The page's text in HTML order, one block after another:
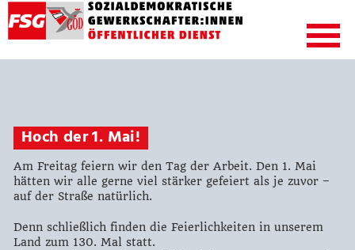
Hoch der 1. Mai!
Am Freitag feiern wir den Tag der Arbeit. Den 1. Mai
hätten wir alle gerne viel stärker gefeiert als je zuvor –
auf der Straße natürlich.
Denn schließlich finden die Feierlichkeiten in unserem
Land zum 130. Mal statt.